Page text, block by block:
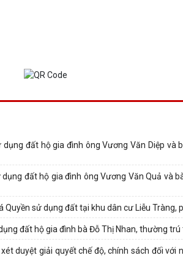
đất hộ gia đình ông Vương Văn Diệp
đất hộ gia đình ông Vương Văn Quả và
sử dụng đất tại khu dân cư Liễu Tràng,
đất hộ gia đình bà Đỗ Thị Nhan, thường
duyệt giải quyết chế độ, chính sách đối